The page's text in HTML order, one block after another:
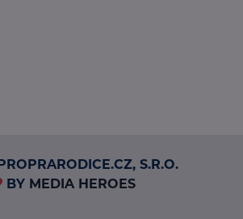
S.R.O.
BY MEDIA HEROES